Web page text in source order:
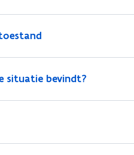
situatie bevindt?